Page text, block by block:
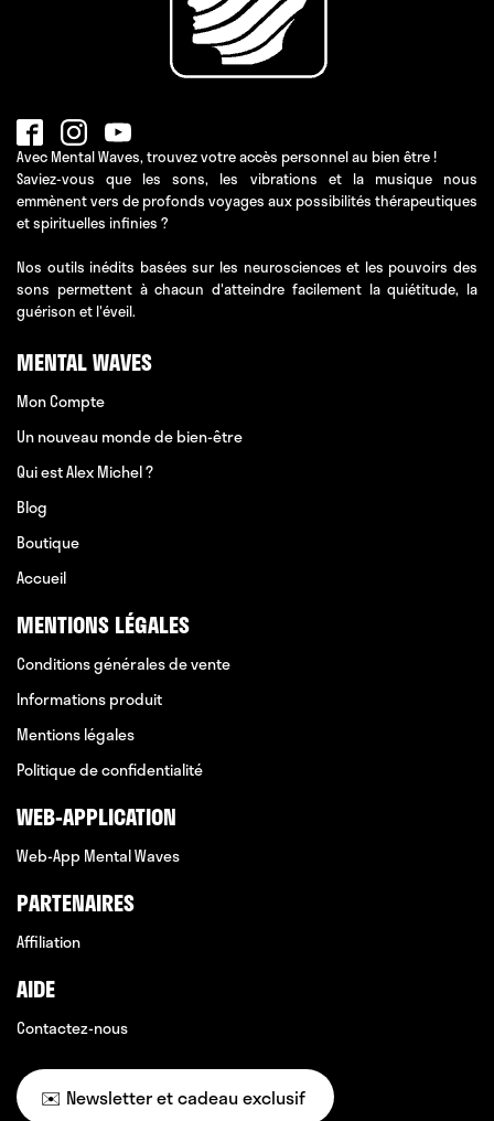
Avec Mental Waves, trouvez votre accès personnel au bien être !
Saviez-vous que les sons, les vibrations et la musique nous
emmènent vers de profonds voyages aux possibilités thérapeutiques
et spirituelles infinies ?
Nos outils inédits basées sur les neurosciences et les pouvoirs des
sons permettent à chacun d'atteindre facilement la quiétitude, la
guérison et l'éveil.
MENTAL WAVES
Mon Compte
Un nouveau monde de bien-être
Qui est Alex Michel ?
Blog
Boutique
Accueil
MENTIONS LÉGALES
Conditions générales de vente
Informations produit
Mentions légales
Politique de confidentialité
WEB-APPLICATION
Web-App Mental Waves
PARTENAIRES
Affiliation
AIDE
Contactez-nous
✉️ Newsletter et cadeau exclusif